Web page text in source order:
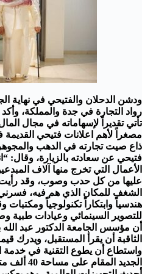
ودشن الدحلان والفتيحي في نهاية
رواد التجارة في جدة والمملكة،
تأتي تقديراً لإسهاماته في مجال
مصغراً لأهم اعلانات فتيحي القديمة
ذاع صيت تجارته في الدهب
فتيحي عن سعادته بالزيارة، وقال:
الأعمال التي تخرج منها آلاف
عليها من كل حدب وصوب، وقد رأيت
الشغف للمكان الذي هم فيه،
هندسياً وابتكاراً تكنولوجياً
للتصوير السينمائي وعيادات طبية
أن مؤسس الجامعة الدكتور عبد
الثاقبة أن يقرأ المستقبل، ويدرك
واستطاع أن يطوع التقنية في خدمة
الجديد